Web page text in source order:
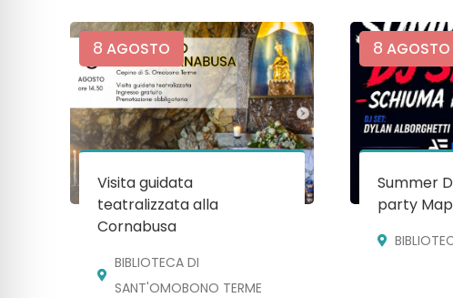
8 AGOSTO
Visita guidata
teatralizzata alla
Cornabusa
BIBLIOTECA DI
SANT'OMOBONO TERME
8 AGOSTO
Summer
party